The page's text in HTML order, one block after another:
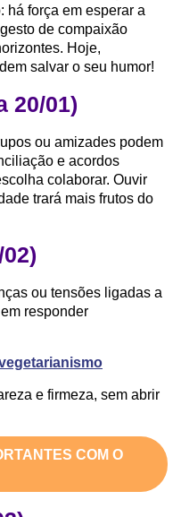
força em esperar a
de compaixão
Hoje,
salvar o seu humor!
20/01)
ou amizades podem
e acordos
colaborar. Ouvir
trará mais frutos do
ou tensões ligadas a
responder
e firmeza, sem abrir
COM O